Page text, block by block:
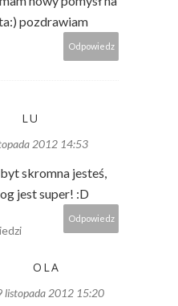
pozdrawiam
Odpowiedz
LU
2012 14:53
skromna jesteś,
jest super! :D
Odpowiedz
OLA
listopada 2012 15:20